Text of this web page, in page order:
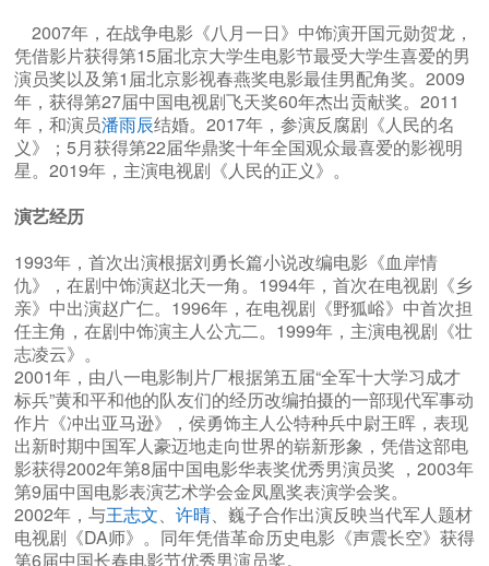
2007年，在战争电影《八月一日》中饰演开国元勋贺龙，
凭借影片获得第15届北京大学生电影节最受大学生喜爱的男
演员奖以及第1届北京影视春燕奖电影最佳男配角奖。2009
年，获得第27届中国电视剧飞天奖60年杰出贡献奖。2011
年，和演员潘雨辰结婚。2017年，参演反腐剧《人民的名
义》；5月获得第22届华鼎奖十年全国观众最喜爱的影视明
星。2019年，主演电视剧《人民的正义》。
演艺经历
1993年，首次出演根据刘勇长篇小说改编电影《血岸情
仇》，在剧中饰演赵北天一角。1994年，首次在电视剧《乡
亲》中出演赵广仁。1996年，在电视剧《野狐峪》中首次担
任主角，在剧中饰演主人公亢二。1999年，主演电视剧《壮
志凌云》。
2001年，由八一电影制片厂根据第五届“全军十大学习成才
标兵”黄和平和他的队友们的经历改编拍摄的一部现代军事动
作片《冲出亚马逊》，侯勇饰主人公特种兵中尉王晖，表现
出新时期中国军人豪迈地走向世界的崭新形象，凭借这部电
影获得2002年第8届中国电影华表奖优秀男演员奖 ，2003年
第9届中国电影表演艺术学会金凤凰奖表演学会奖。
2002年，与王志文、 许晴、巍子合作出演反映当代军人题材
电视剧《DA师》。同年凭借革命历史电影《声震长空》获得
第6届中国长春电影节优秀男演员奖。